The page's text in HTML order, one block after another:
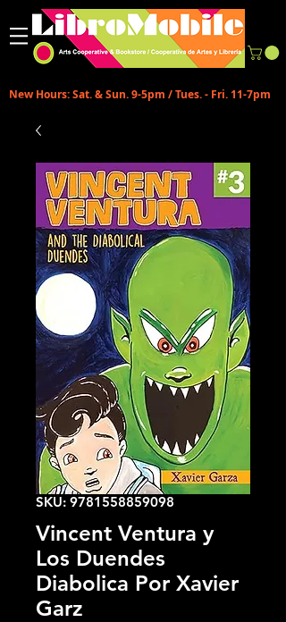
New Hours: Sat. & Sun. 9-5pm / Tues. - Fri. 11-7pm
SKU: 9781558859098
Vincent Ventura y
Los Duendes
Diabolica Por Xavier
Garz